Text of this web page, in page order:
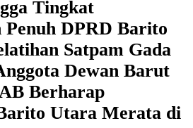
Tingkat
Penuh DPRD Barito
Satpam Gada
Dewan Barut
Berharap
Utara Merata di